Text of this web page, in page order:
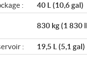
:
40 L (10,6 gal)
830 kg (1 830
:
19,5 L (5,1 gal)